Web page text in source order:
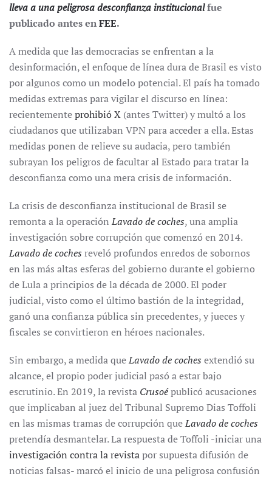
lleva a una peligrosa desconfianza institucionalfue
publicado antes enFEE.
A medida que las democracias se enfrentan a la
desinformación, el enfoque de línea dura de Brasil es visto
por algunos como un modelo potencial. El país ha tomado
medidas extremas para vigilar el discurso en línea:
recientementeprohibió X (antes Twitter) y multó a los
ciudadanos que utilizaban VPN para acceder a ella. Estas
medidas ponen de relieve su audacia, pero también
subrayan los peligros de facultar al Estado para tratar la
desconfianza como una mera crisis de información.
La crisis de desconfianza institucional de Brasil se
remonta a la operaciónLavado de coches, una amplia
investigación sobre corrupción que comenzó en 2014.
Lavado de coches reveló profundos enredos de sobornos
en las más altas esferas del gobierno durante el gobierno
de Lula a principios de la década de 2000. El poder
judicial, visto como el último bastión de la integridad,
ganó una confianza pública sin precedentes, y jueces y
fiscales se convirtieron en héroes nacionales.
Sin embargo, a medida queLavado de coches extendió su
alcance, el propio poder judicial pasó a estar bajo
escrutinio. En 2019, la revista Crusoépublicó acusaciones
que implicaban al juez del Tribunal Supremo Dias Toffoli
en las mismas tramas de corrupción queLavado de coches
pretendía desmantelar. La respuesta de Toffoli -iniciar una
investigación contra la revistapor supuesta difusión de
noticias falsas- marcó el inicio de una peligrosa confusión